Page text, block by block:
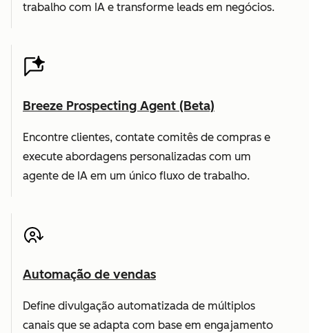
trabalho com IA e transforme leads em negócios.
Breeze Prospecting Agent (Beta)
Encontre clientes, contate comitês de compras e
execute abordagens personalizadas com um
agente de IA em um único fluxo de trabalho.
Automação de vendas
Define divulgação automatizada de múltiplos
canais que se adapta com base em engajamento